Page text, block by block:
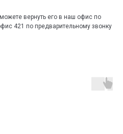
вернуть его в наш офис по
421 по предварительному звонку